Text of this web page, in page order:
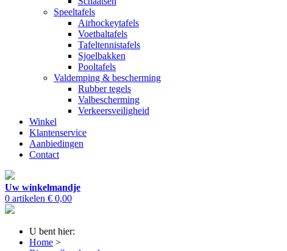
Speeltafels
Airhockeytafels
Voetbaltafels
Tafeltennistafels
Sjoelbakken
Pooltafels
Valdemping & bescherming
Rubber tegels
Valbescherming
Verkeersveiligheid
Winkel
Klantenservice
Aanbiedingen
Contact
Uw winkelmandje
0 artikelen € 0,00
U bent hier:
Home >